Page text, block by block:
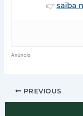
👉 saiba
Anúncio
PREVIOUS